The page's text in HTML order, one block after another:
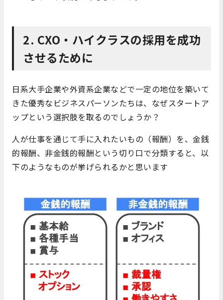
2. CXO・ハイクラスの採用を成功
させるために
日系大手企業や外資系企業などで一定の地位を築いて
きた優秀なビジネスパーソンたちは、なぜスタートア
ップという選択肢を取るのでしょうか？
人が仕事を通じて手に入れたいもの（報酬）を、金銭
的報酬、非金銭的報酬という切り口で分類すると、以
下のようなものが挙げられるかと思います